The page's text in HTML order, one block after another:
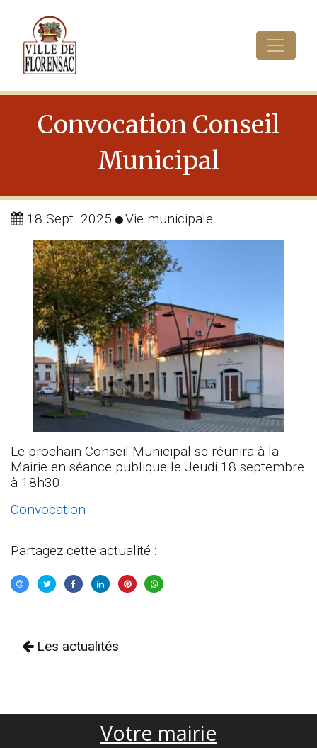
Convocation Conseil
Municipal
18 Sept. 2025 Vie municipale
Le prochain Conseil Municipal se réunira à la
Mairie en séance publique le Jeudi 18 septembre
à 18h30.
Convocation
Partagez cette actualité :
Les actualités
Votre mairie